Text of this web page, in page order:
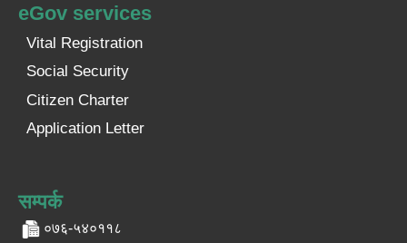
eGov services
Vital Registration
Social Security
Citizen Charter
Application Letter
सम्पर्क
०७६-५४०११८